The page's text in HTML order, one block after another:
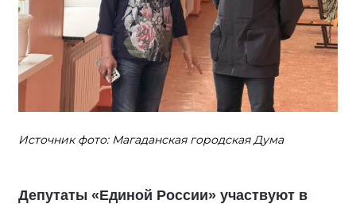
Источник фото: Магаданская городская Дума
Депутаты «Единой России» участвуют в